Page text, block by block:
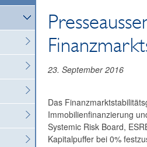
23. September 2016
Das
Immobilienfinanzierung
Systemic Risk Board,
Kapitalpuffer bei 0%